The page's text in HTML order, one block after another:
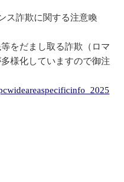
ス詐欺に関する注意喚
をだまし取る詐欺（ロマ
様化していますので御注